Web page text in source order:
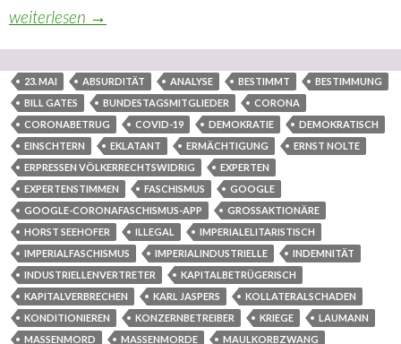
Die natürliche Reaktion des unerlässlichen Abschluss
weiterlesen →
23. MAI ABSURDITÄT ANALYSE BESTIMMT
BESTIMMUNG
BILL GATES
BUNDESTAGSMITGLIEDER
CORONA
CORONABETRUG
COVID-19 DEMOKRATIE
DEMOKRATISCH
EINSCHTERN
EKLATANT ERMÄCHTIGUNG
ERNST NOLTE
ERPRESSEN VÖLKERRECHTSWIDRIG
EXPERTEN
EXPERTENSTIMMEN
FASCHISMUS
GOOGLE
GOOGLE-CORONAFASCHISMUS-APP
GROSSAKTIONÄRE
HORST SEEHOFER
ILLEGAL
IMPERIALELITARISTISCH
IMPERIALFASCHISMUS
IMPERIALINDUSTRIELLE
INDEMNITÄT
INDUSTRIELLENVERTRETER
KAPITALBETRÜGERISCH
KAPITALVERBRECHEN
KARL JASPERS
KOLLATERALSCHADEN
KONDITIONIEREN
KONZERNBETREIBER KRIEGE
LAUMANN
MASSENMORD
MASSENMORDE
MAULKORBZWANG